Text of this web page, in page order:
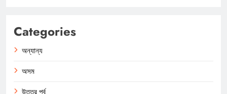
Categories
অন্যান্য
অসম
উত্তর পূর্ব